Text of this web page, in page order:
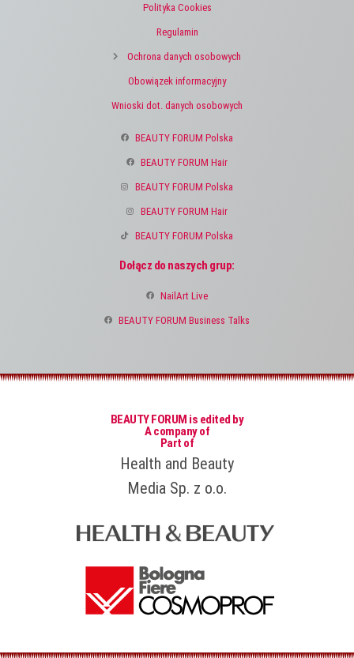
Polityka Cookies
Regulamin
Ochrona danych osobowych
Obowiązek informacyjny
Wnioski dot. danych osobowych
BEAUTY FORUM Polska
BEAUTY FORUM Hair
BEAUTY FORUM Polska
BEAUTY FORUM Hair
BEAUTY FORUM Polska
Dołącz do naszych grup:
NailArt Live
BEAUTY FORUM Business Talks
BEAUTY FORUM is edited by
A company of
Part of
Health and Beauty
Media Sp. z o.o.